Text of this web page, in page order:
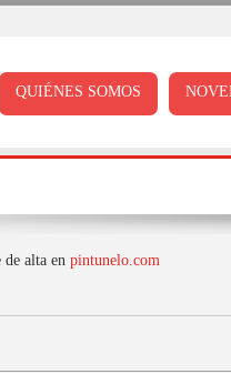
QUIÉNES SOMOS
de alta en pintunelo.com